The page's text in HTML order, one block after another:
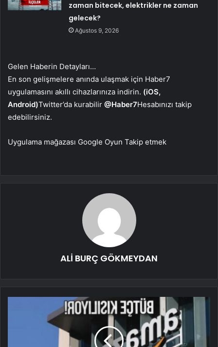
zaman bitecek, elektrikler ne zaman
gelecek?
Ağustos 9, 2026
Gelen Haberin Detayları…
En son gelişmelere anında ulaşmak için Haber7
uygulamasını akıllı cihazlarınıza indirin. (iOS,
Android)Twitter’da kurabilir @Haber7Hesabınızı takip
edebilirsiniz.
Uygulama mağazası Google Oyun Takip etmek
ALİ BURÇ GÖKMEYDAN